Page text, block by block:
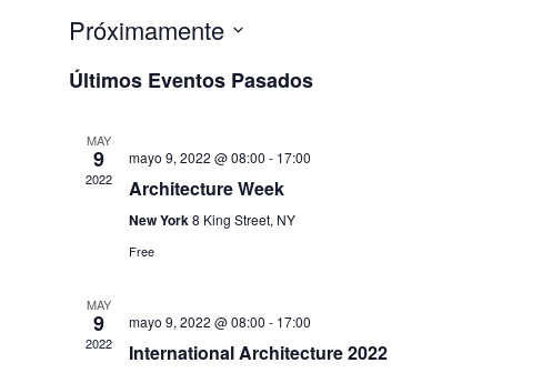
Próximamente
fecha.
Últimos Eventos Pasados
MAY
9
2022
mayo 9, 2022 @ 08:00 - 17:00
Architecture Week
New York8 King Street, NY
Free
MAY
9
2022
mayo 9, 2022 @ 08:00 - 17:00
International Architecture 2022